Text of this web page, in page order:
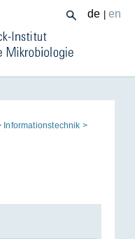
de en
In­for­ma­ti­ons­tech­nik